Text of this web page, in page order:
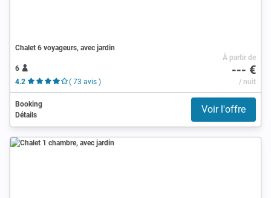
Chalet 6 voyageurs, avec jardin
6
4.2
( 73 avis )
À partir de
--- €
/ nuit
Booking
Détails
Voir l'offre